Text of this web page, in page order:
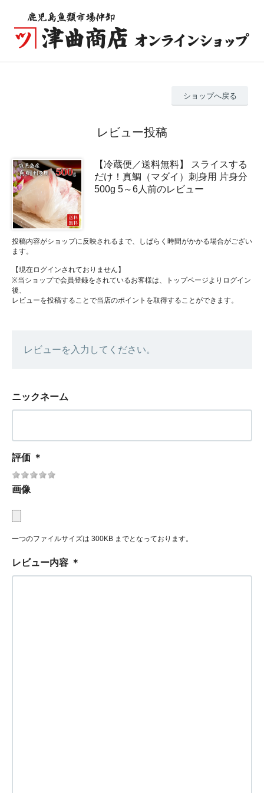
ショップへ戻る
レビュー投稿
【冷蔵便／送料無料】 スライスする
だけ！真鯛（マダイ）刺身用 片身分
500g 5～6人前のレビュー
投稿内容がショップに反映されるまで、しばらく時間がかかる場合がござい
ます。
【現在ログインされておりません】
※当ショップで会員登録をされているお客様は、トップページよりログイン
後、
レビューを投稿することで当店のポイントを取得することができます。
レビューを入力してください。
ニックネーム
評価 ＊
画像
一つのファイルサイズは 300KB までとなっております。
レビュー内容 ＊